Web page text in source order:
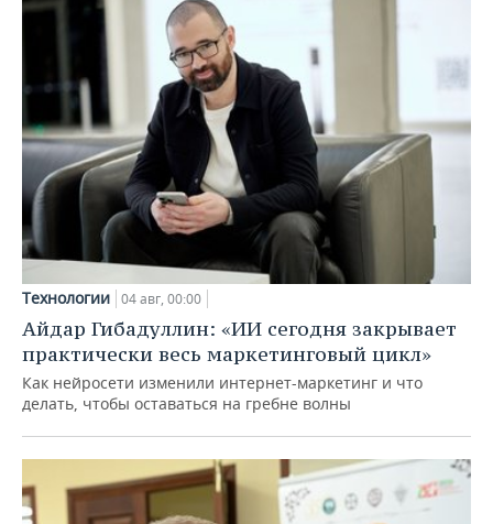
Технологии 04 авг, 00:00
Айдар Гибадуллин: «ИИ сегодня закрывает
практически весь маркетинговый цикл»
Как нейросети изменили интернет-маркетинг и что
делать, чтобы оставаться на гребне волны